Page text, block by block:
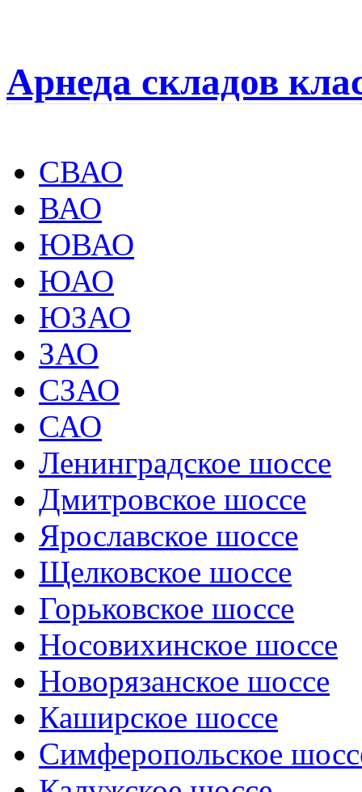
Арнеда складов
СВАО
ВАО
ЮВАО
ЮАО
ЮЗАО
ЗАО
СЗАО
САО
Ленинградское шоссе
Дмитровское шоссе
Ярославское шоссе
Щелковское шоссе
Горьковское шоссе
Носовихинское шоссе
Новорязанское шоссе
Каширское шоссе
Симферопольское